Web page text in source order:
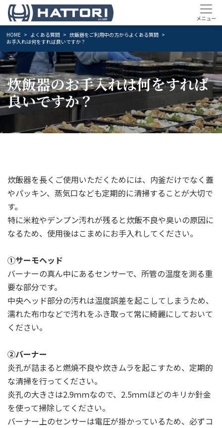
HOME よくある質問
炊飯器をご利用中の方からよくある質問
お手入れは何をすれば良いですか？
炊飯器のお手入れは何をすれば
良いですか？
炊飯器を長くご使用いただくためには、内釜だけでなく蓋
やパッキン、蒸気口なども定期的に清掃することが大切で
す。
特に米粒やデンプン汚れが残ると炊飯不良や臭いの原因に
なるため、使用後はこまめにお手入れしてください。
①サーモヘッド
バーナーの真ん中にあるセンサーで、所管の温度を測る重
要な部分です。
中央ヘッド部分の汚れは温度誤差を起こしてしまうため、
濡れた布巾などで汚れをふき取って常に綺麗にしておいて
ください。
②バーナー
炎孔が詰まると燃焼不良や炊きムラを起こすため、定期的
な清掃を行ってください。
炎孔の大きさは2.9ｍｍなので、2.5ｍｍほどのキリか針金
を使って掃除してください。
バーナー上のセンサーは電圧が掛かっているため、 必ずコ